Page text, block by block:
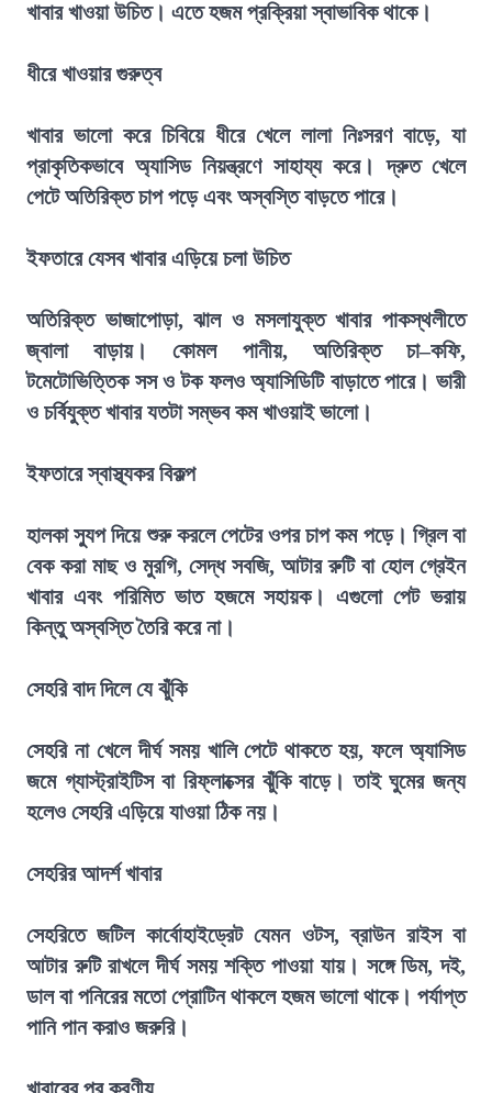
খাবার খাওয়া উচিত। এতে হজম প্রক্রিয়া স্বাভাবিক থাকে।
ধীরে খাওয়ার গুরুত্ব
খাবার ভালো করে চিবিয়ে ধীরে খেলে লালা নিঃসরণ বাড়ে, যা
প্রাকৃতিকভাবে অ্যাসিড নিয়ন্ত্রণে সাহায্য করে। দ্রুত খেলে
পেটে অতিরিক্ত চাপ পড়ে এবং অস্বস্তি বাড়তে পারে।
ইফতারে যেসব খাবার এড়িয়ে চলা উচিত
অতিরিক্ত ভাজাপোড়া, ঝাল ও মসলাযুক্ত খাবার পাকস্থলীতে
জ্বালা বাড়ায়। কোমল পানীয়, অতিরিক্ত চা–কফি,
টমেটোভিত্তিক সস ও টক ফলও অ্যাসিডিটি বাড়াতে পারে। ভারী
ও চর্বিযুক্ত খাবার যতটা সম্ভব কম খাওয়াই ভালো।
ইফতারে স্বাস্থ্যকর বিকল্প
হালকা স্যুপ দিয়ে শুরু করলে পেটের ওপর চাপ কম পড়ে। গ্রিল বা
বেক করা মাছ ও মুরগি, সেদ্ধ সবজি, আটার রুটি বা হোল গ্রেইন
খাবার এবং পরিমিত ভাত হজমে সহায়ক। এগুলো পেট ভরায়
কিন্তু অস্বস্তি তৈরি করে না।
সেহরি বাদ দিলে যে ঝুঁকি
সেহরি না খেলে দীর্ঘ সময় খালি পেটে থাকতে হয়, ফলে অ্যাসিড
জমে গ্যাস্ট্রাইটিস বা রিফ্লাক্সের ঝুঁকি বাড়ে। তাই ঘুমের জন্য
হলেও সেহরি এড়িয়ে যাওয়া ঠিক নয়।
সেহরির আদর্শ খাবার
সেহরিতে জটিল কার্বোহাইড্রেট যেমন ওটস, ব্রাউন রাইস বা
আটার রুটি রাখলে দীর্ঘ সময় শক্তি পাওয়া যায়। সঙ্গে ডিম, দই,
ডাল বা পনিরের মতো প্রোটিন থাকলে হজম ভালো থাকে। পর্যাপ্ত
পানি পান করাও জরুরি।